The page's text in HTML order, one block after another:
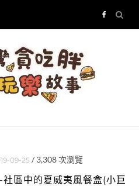
09-25 / 3,308次瀏覽
社區中的夏威夷風餐盒(小巨